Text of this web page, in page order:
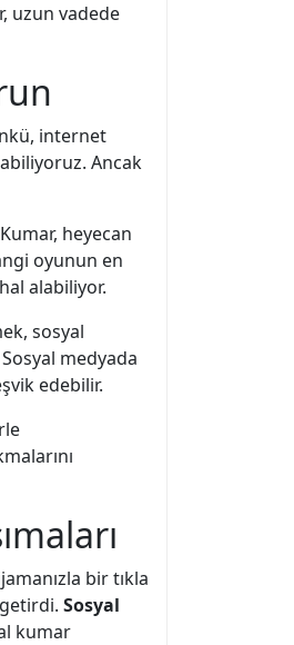
uzun vadede
internet
Ancak
heyecan
oyunun en
alabiliyor.
sosyal
medyada
edebilir.
bir tıkla
Sosyal
kumar